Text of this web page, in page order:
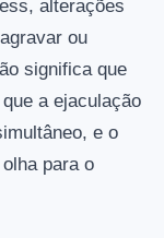
alterações
ou
significa que
a ejaculação
e o
para o